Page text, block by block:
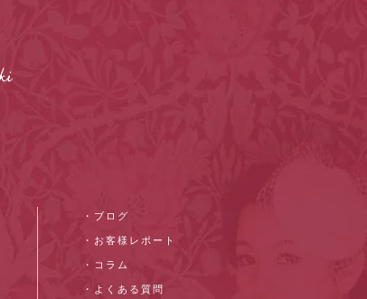
・ブログ
・お客様レポート
・コラム
・よくある質問